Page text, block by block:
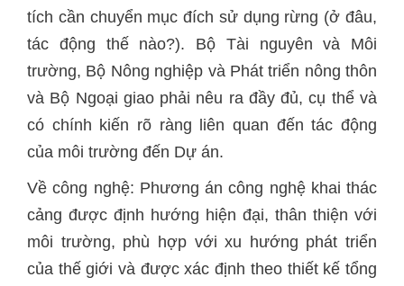
tích cần chuyển mục đích sử dụng rừng (ở đâu,
tác động thế nào?). Bộ Tài nguyên và Môi
trường, Bộ Nông nghiệp và Phát triển nông thôn
và Bộ Ngoại giao phải nêu ra đầy đủ, cụ thể và
có chính kiến rõ ràng liên quan đến tác động
của môi trường đến Dự án.
Về công nghệ: Phương án công nghệ khai thác
cảng được định hướng hiện đại, thân thiện với
môi trường, phù hợp với xu hướng phát triển
của thế giới và được xác định theo thiết kế tổng